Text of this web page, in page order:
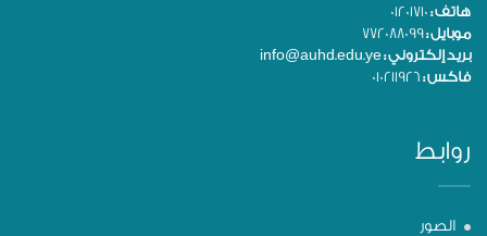
هاتف :
موبايل :
بريد إلكتروني :
فاكس :
روابط
الصور